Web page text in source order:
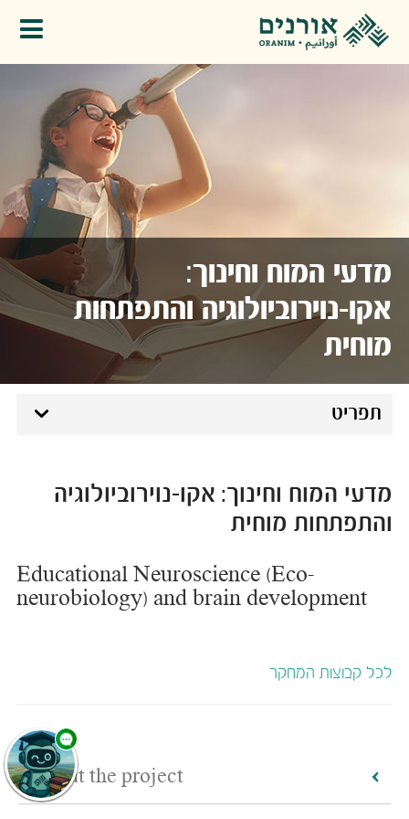
מדעי המוח וחינוך:
אקו-נוירוביולוגיה והתפתחות
מוחית
תפריט
מדעי המוח וחינוך: אקו-נוירוביולוגיה
והתפתחות מוחית
Educational Neuroscience (Eco-
neurobiology) and brain development ​
לכל ​קבוצות המחקר
About the projectE
m